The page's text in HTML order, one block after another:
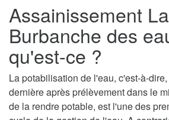
Assainissement La
Burbanche des
qu'est-ce ?
La potabilisation de l'eau, c'est-à-
dernière après prélèvement dans le
de la rendre potable, est l'une des